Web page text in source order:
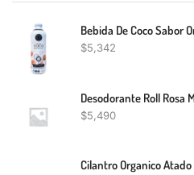
$5,342
Desodorante Roll Rosa
$5,490
Cilantro Organico Atado